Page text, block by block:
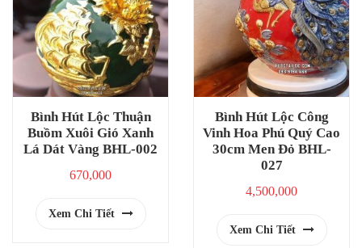
Bình Hút Lộc Thuận
Buồm Xuôi Gió Xanh
Lá Dát Vàng BHL-002
670,000
Xem Chi Tiết
Bình Hút Lộc Công
Vinh Hoa Phú Quý Cao
30cm Men Đỏ BHL-
027
4,500,000
Xem Chi Tiết